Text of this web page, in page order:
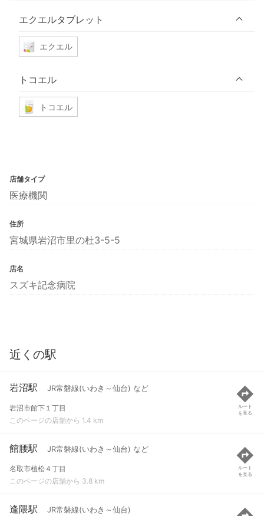
エクエルタブレット
エクエル
トコエル
トコエル
店舗タイプ
医療機関
住所
宮城県岩沼市里の杜3-5-5
店名
スズキ記念病院
近くの駅
岩沼駅 JR常磐線(いわき～仙台) など
岩沼市館下１丁目
このページの店舗から 1.4 km
ルート
を見る
館腰駅 JR常磐線(いわき～仙台) など
名取市植松４丁目
このページの店舗から 3.8 km
ルート
を見る
逢隈駅 JR常磐線(いわき～仙台)